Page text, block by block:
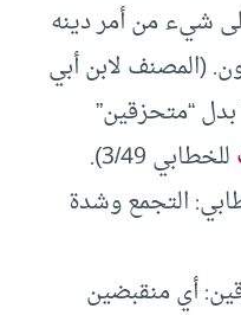
شيء من أمر دينه
(المصنف لابن أبي
بدل “متحزقين”
للخطابي 3/49).
التجمع وشدة
أي منقبضين